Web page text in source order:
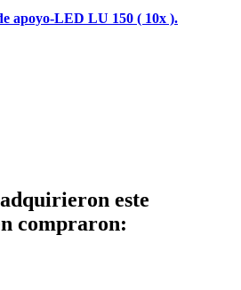
apoyo-LED LU 150 ( 10x ).
este
compraron: